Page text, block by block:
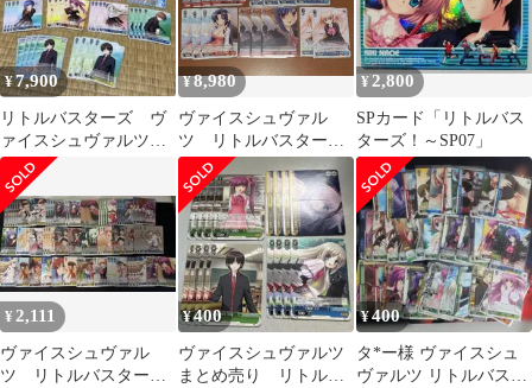
¥7,900
リトルバスターズ ヴ
ァイスシュヴァルツ
PRカードセット
¥8,980
ヴァイスシュヴァル
ツ リトルバスター
ズ！
¥2,800
SPカード「リトルバス
ターズ！～SP07」
¥ 2,111
ヴァイスシュヴァル
ツ リトルバスター
¥400
ヴァイスシュヴァルツ
まとめ売り リトルバ
¥400
タ*ー様 ヴァイスシュ
ヴァルツ リトルバスタ